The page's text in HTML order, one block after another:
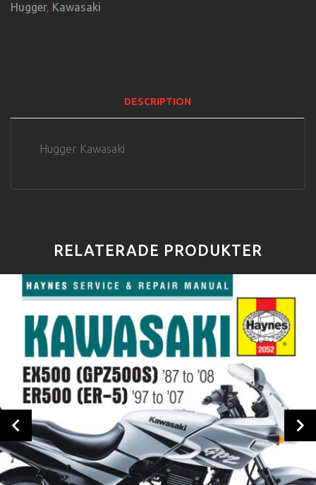
Hugger, Kawasaki
DESCRIPTION
Hugger Kawasaki
RELATERADE PRODUKTER